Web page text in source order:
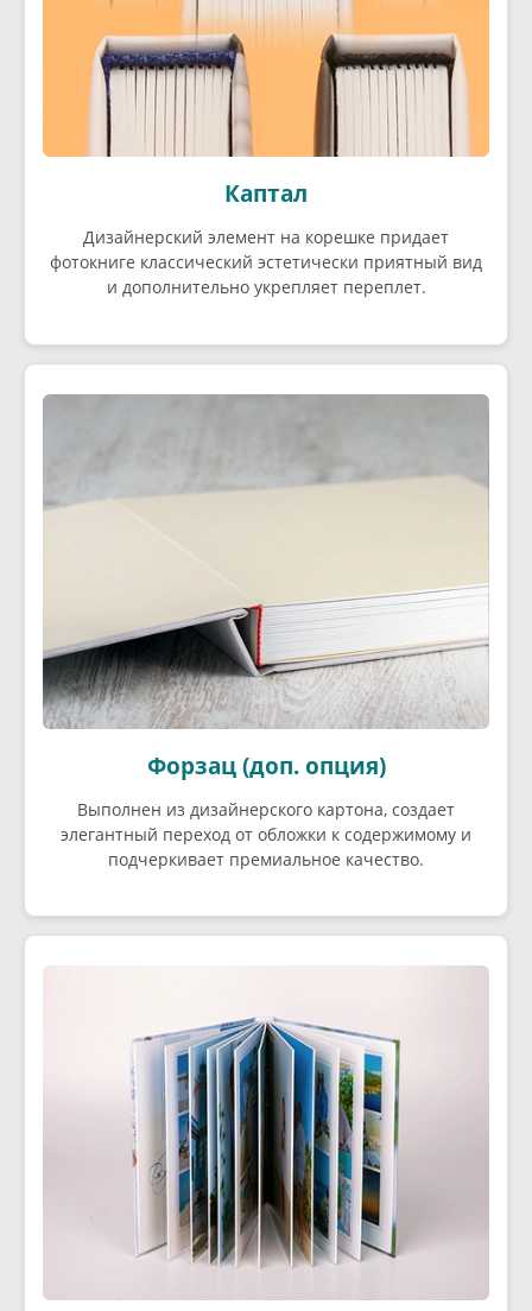
Каптал
Дизайнерский элемент на корешке придает
фотокниге классический эстетически приятный вид
и дополнительно укрепляет переплет.
Форзац (доп. опция)
Выполнен из дизайнерского картона, создает
элегантный переход от обложки к содержимому и
подчеркивает премиальное качество.